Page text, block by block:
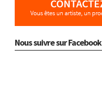
Nous suivre sur Facebook